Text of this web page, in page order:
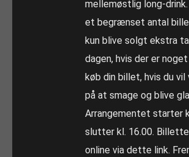
mellemøstlig long-
et begrænset antal
kun blive solgt ekstra
dagen, hvis der er
køb din billet, hvis du
på at smage og blive
Arrangementet starter
slutter kl. 16.00.
online via dette link.